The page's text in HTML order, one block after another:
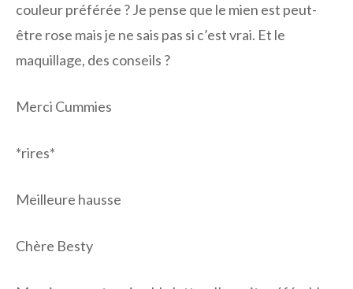
couleur préférée ? Je pense que le mien est peut-
être rose mais je ne sais pas si c’est vrai. Et le
maquillage, des conseils ?
Merci Cummies
*rires*
Meilleure hausse
Chère Besty